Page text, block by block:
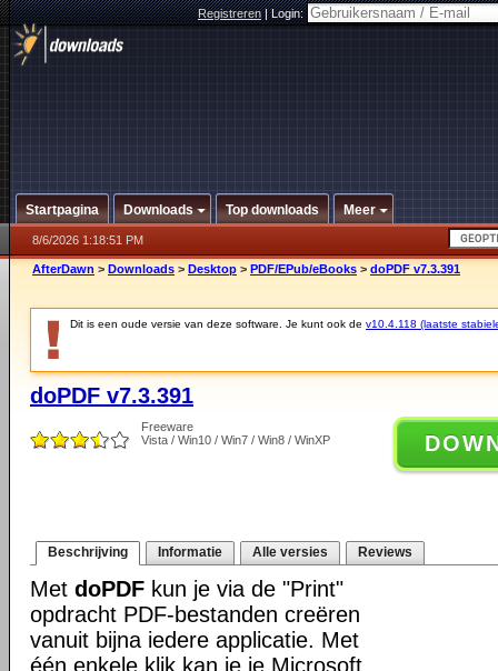
Registreren|Login:
Startpagina Downloads Top downloads Meer
8/6/2026 1:18:51 PM
AfterDawn > Downloads > Desktop > PDF/EPub/eBooks > doPDF v7.3.391
Dit is een oude versie van deze software. Je kunt ook de v10.4.118 (laatste
doPDF v7.3.391
Freeware
Vista / Win10 / Win7 / Win8 / WinXP
Beschrijving Informatie Alle versies Reviews
Met doPDF kun je via de "Print"
opdracht PDF-bestanden creëren
vanuit bijna iedere applicatie. Met
één enkele klik kan je je Microsoft